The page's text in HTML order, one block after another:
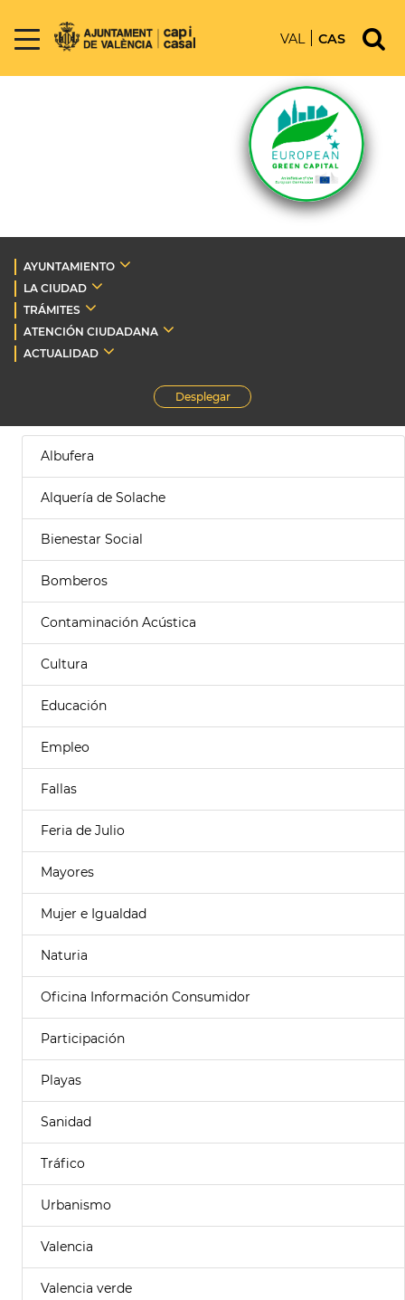
VAL CAS
AYUNTAMIENTO
LA CIUDAD
TRÁMITES
ATENCIÓN CIUDADANA
ACTUALIDAD
Desplegar
Albufera
Alquería de Solache
Bienestar Social
Bomberos
Contaminación Acústica
Cultura
Educación
Empleo
Fallas
Feria de Julio
Mayores
Mujer e Igualdad
Naturia
Oficina Información Consumidor
Participación
Playas
Sanidad
Tráfico
Urbanismo
Valencia
Valencia verde